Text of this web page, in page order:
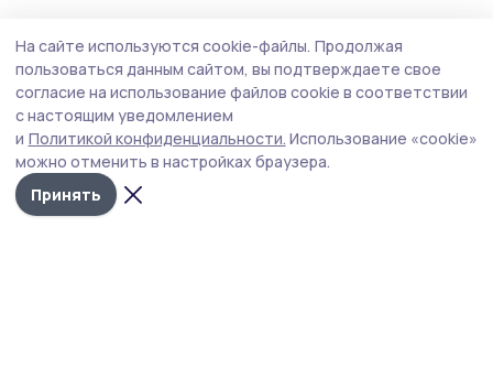
Работающим сосновским пенсионерам
напомнили о перерасчёте страховых
пенсий в августе
Перерасчёт зависит от зарплаты пенсионера.
На сайте используются cookie-файлы. Продолжая
пользоваться данным сайтом, вы подтверждаете свое
согласие на использование файлов cookie в соответствии
с настоящим уведомлением
и Политикой конфиденциальности. Использование «cookie»
можно отменить в настройках браузера.
Принять